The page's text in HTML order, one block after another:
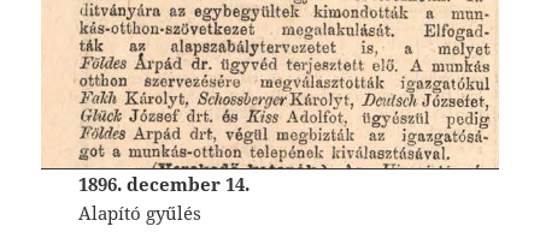
1896. december 14.
Alapító gyűlés